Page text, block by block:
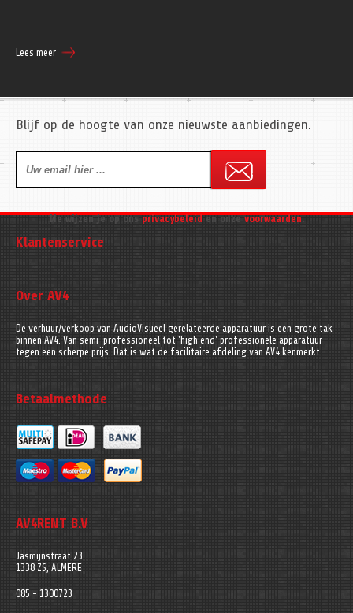
Lees meer
Blijf op de hoogte van onze nieuwste aanbiedingen.
We wijzen je op onsprivacybeleiden onzevoorwaarden.
Klantenservice
Over AV4
De verhuur/verkoop van AudioVisueel gerelateerde apparatuur is een grote tak
binnen AV4. Van semi-professioneel tot 'high end' professionele apparatuur
tegen een scherpe prijs. Dat is wat de facilitaire afdeling van AV4 kenmerkt.
Betaalmethode
AV4RENT B.V
Jasmijnstraat 23
1338 ZS, ALMERE
085 - 1300723